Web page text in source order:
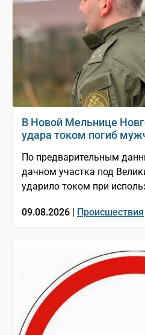
В Новой Мельнице
удара током погиб
По предварительным
дачном участка под
ударило током при
09.08.2026 | Происшествия